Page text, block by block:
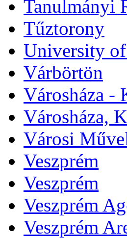
Tanulmányi
Tűztorony
University
Várbörtön
Városháza -
Városháza,
Városi
Veszprém
Veszprém
Veszprém
Veszprém